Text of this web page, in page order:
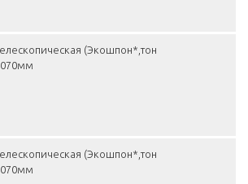
(Экошпон*,тон
(Экошпон*,тон